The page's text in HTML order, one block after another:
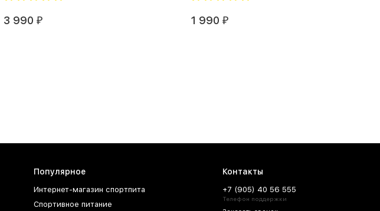
3 990 ₽ 1 990 ₽
Популярное
Интернет-магазин спортпита
Спортивное питание
Контакты
+7 (905) 40 56 555
Телефон поддержки